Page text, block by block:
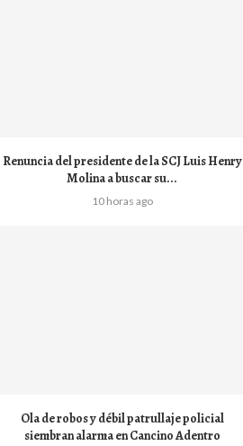
Renuncia del presidente de la SCJ Luis Henry
Molina a buscar su...
10 horas ago
Ola de robos y débil patrullaje policial
siembran alarma en Cancino Adentro